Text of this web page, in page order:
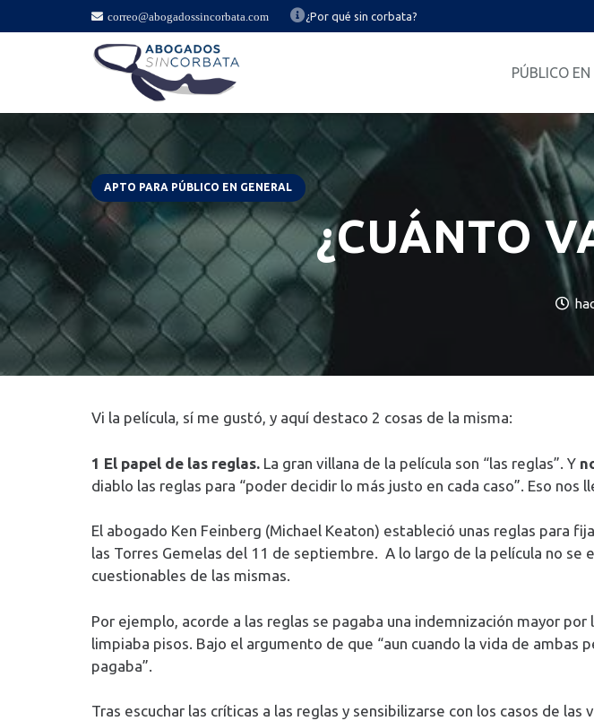
correo@abogadossincorbata.com ¿Por qué sin corbata?
PÚBLICO
APTO PARA PÚBLICO EN GENERAL
¿CUÁNTO
Vi la película, sí me gustó, y aquí destaco 2 cosas de la misma:
1 El papel de las reglas. La gran villana de la película son “las reglas”. Y
diablo las reglas para “poder decidir lo más justo en cada caso”. Eso nos
El abogado Ken Feinberg (Michael Keaton) estableció unas reglas para
las Torres Gemelas del 11 de septiembre. A lo largo de la película no
cuestionables de las mismas.
Por ejemplo, acorde a las reglas se pagaba una indemnización mayor
limpiaba pisos. Bajo el argumento de que “aun cuando la vida de ambas
pagaba”.
Tras escuchar las críticas a las reglas y sensibilizarse con los casos de